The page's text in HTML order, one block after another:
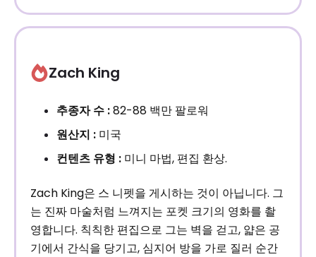
Zach King
추종자 수 :82-88 백만 팔로워
원산지 : 미국
컨텐츠 유형 : 미니 마법, 편집 환상.
Zach King은 스 니펫을 게시하는 것이 아닙니다. 그
는 진짜 마술처럼 느껴지는 포켓 크기의 영화를 촬
영합니다. 칙칙한 편집으로 그는 벽을 걷고, 얇은 공
기에서 간식을 당기고, 심지어 방을 가로 질러 순간